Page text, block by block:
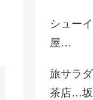
シュー
屋…
旅サラ
茶店…